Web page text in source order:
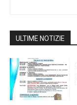
ULTIME NOTIZIE